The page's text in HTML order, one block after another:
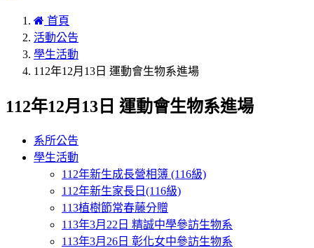
首頁
活動公告
學生活動
112年12月13日 運動會生物系進場
112年12月13日 運動會生物系進場
系所公告
學生活動
112年新生成長營相簿 (116級)
112年新生家長日(116級)
113植樹節常春藤分贈
113年3月22日 精誠中學參訪生物系
113年3月26日 彰化女中參訪生物系